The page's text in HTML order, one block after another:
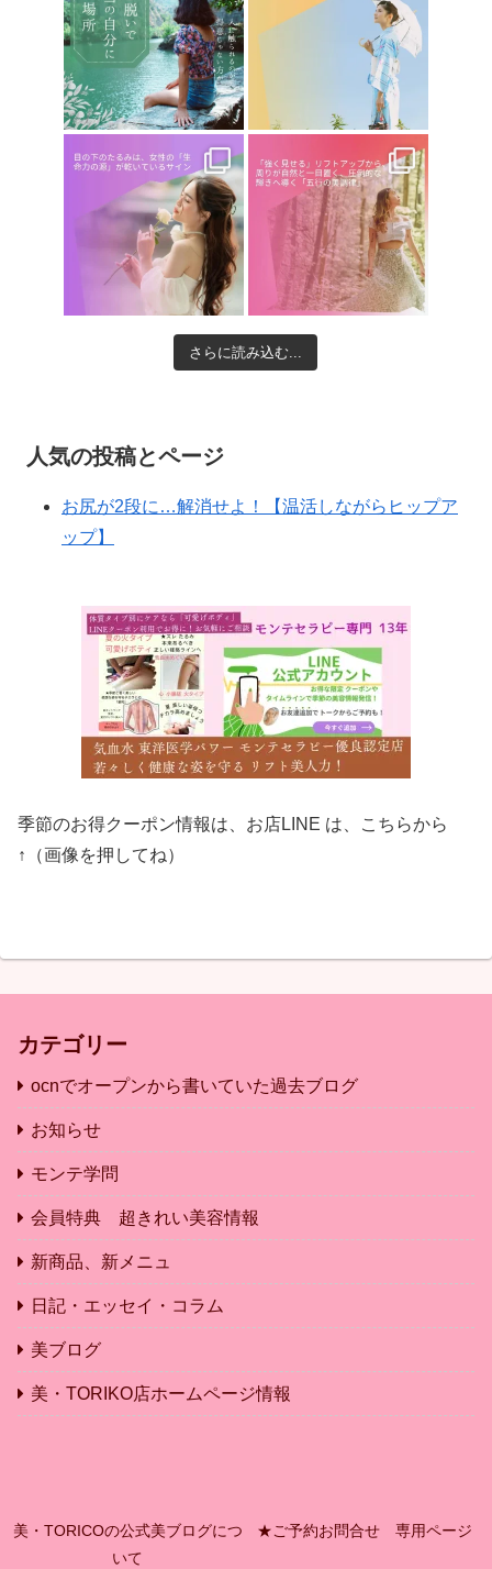
さらに読み込む...
人気の投稿とページ
お尻が2段に…解消せよ！【温活しながらヒップア
ップ】
季節のお得クーポン情報は、お店LINE は、こちらから
↑（画像を押してね）
カテゴリー
ocnでオープンから書いていた過去ブログ
お知らせ
モンテ学問
会員特典 超きれい美容情報
新商品、新メニュ
日記・エッセイ・コラム
美ブログ
美・TORIKO店ホームページ情報
美・TORICOの公式美ブログにつ
いて
★ご予約お問合せ 専用ページ